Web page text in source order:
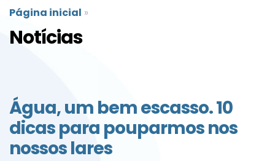
Página inicial »
Notícias
Água, um bem escasso. 10
dicas para pouparmos nos
nossos lares